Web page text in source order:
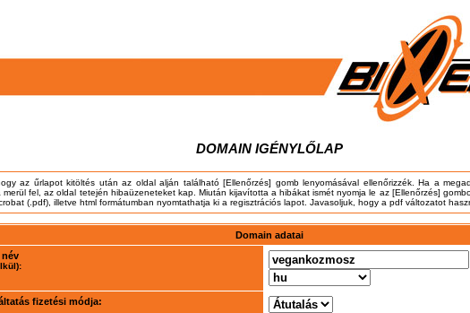
DOMAIN IGÉNYLŐLAP
az űrlapot kitöltés után az oldal alján található [Ellenőrzés] gomb lenyomásával ellenőrizzék. Ha a
merül fel, az oldal tetején hibaüzeneteket kap. Miután kijavította a hibákat ismét nyomja le az [Ellenőrzés]
(.pdf), illetve html formátumban nyomtathatja ki a regisztrációs lapot. Javasoljuk, hogy a pdf változatot
Domain adatai
név
fizetési módja: